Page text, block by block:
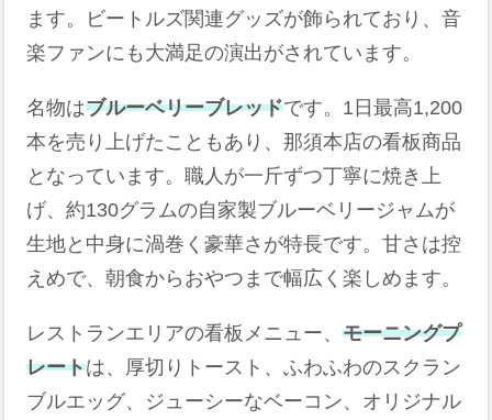
ます。ビートルズ関連グッズが飾られており、音
楽ファンにも大満足の演出がされています。
名物はブルーベリーブレッドです。1日最高1,200
本を売り上げたこともあり、那須本店の看板商品
となっています。職人が一斤ずつ丁寧に焼き上
げ、約130グラムの自家製ブルーベリージャムが
生地と中身に渦巻く豪華さが特長です。甘さは控
えめで、朝食からおやつまで幅広く楽しめます。
レストランエリアの看板メニュー、モーニングプ
レートは、厚切りトースト、ふわふわのスクラン
ブルエッグ、ジューシーなベーコン、オリジナル